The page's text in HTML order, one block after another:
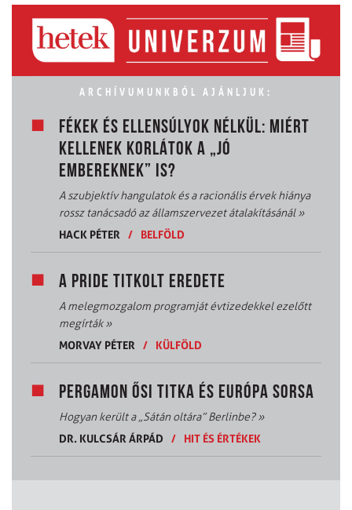
ARCHÍVUMUNKBÓL AJÁNLJUK:
FÉKEK ÉS ELLENSÚLYOK NÉLKÜL: MIÉRT
KELLENEK KORLÁTOK A „JÓ
EMBEREKNEK” IS?
A szubjektív hangulatok és a racionális érvek hiánya
rossz tanácsadó az államszervezet átalakításánál»
HACK PÉTER
/ BELFÖLD
A PRIDE TITKOLT EREDETE
A melegmozgalom programját évtizedekkel ezelőtt
megírták»
MORVAY PÉTER
/ KÜLFÖLD
PERGAMON ŐSI TITKA ÉS EURÓPA SORSA
Hogyan került a „Sátán oltára” Berlinbe?»
DR. KULCSÁR ÁRPÁD
/ HIT ÉS ÉRTÉKEK